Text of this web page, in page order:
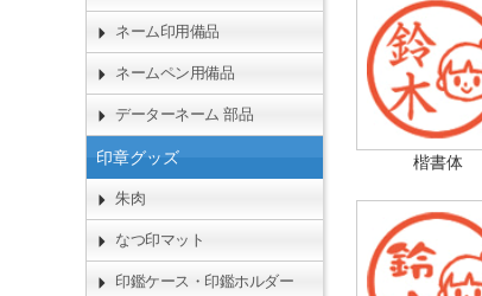
楷書体
ネーム印用備品
ネームペン用備品
データーネーム 部品
印章グッズ
朱肉
なつ印マット
印鑑ケース・印鑑ホルダー